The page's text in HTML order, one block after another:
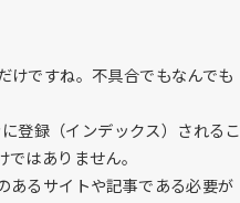
けですね。不具合でもなんでも
登録（インデックス）されるこ
はありません。
あるサイトや記事である必要が